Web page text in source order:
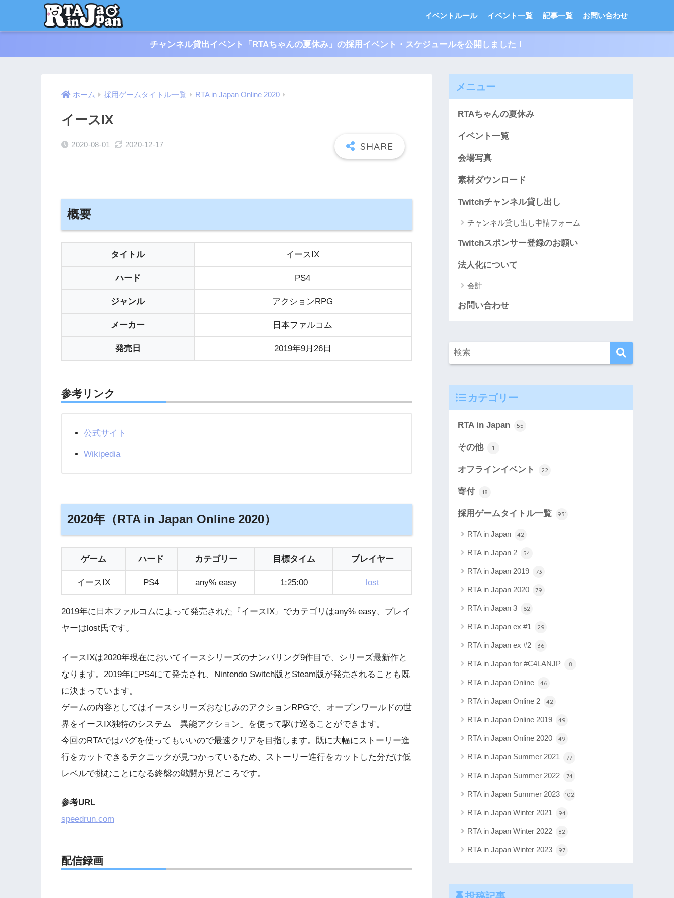
イベントルール イベント一覧 記事一覧 お問い合わせ
チャンネル貸出イベント「RTAちゃんの夏休み」の採用イベント・スケジュールを公開しました！
ホーム 採用ゲームタイトル一覧 RTA in Japan Online 2020
イースIX
2020-08-01 2020-12-17
概要
タイトル イースIX
ハード PS4
ジャンル アクションRPG
メーカー 日本ファルコム
発売日 2019年9月26日
参考リンク
公式サイト
Wikipedia
2020年（RTA in Japan Online 2020）
ゲーム ハード カテゴリー 目標タイム プレイヤー
イースIX PS4 any% easy 1:25:00 lost
2019年に日本ファルコムによって発売された『イースIX』でカテゴリはany% easy、プレイ
ヤーはlost氏です。
イースIXは2020年現在においてイースシリーズのナンバリング9作目で、シリーズ最新作と
なります。2019年にPS4にて発売され、Nintendo Switch版とSteam版が発売されることも既
に決まっています。
ゲームの内容としてはイースシリーズおなじみのアクションRPGで、オープンワールドの世
界をイースIX独特のシステム「異能アクション」を使って駆け巡ることができます。
今回のRTAではバグを使ってもいいので最速クリアを目指します。既に大幅にストーリー進
行をカットできるテクニックが見つかっているため、ストーリー進行をカットした分だけ低
レベルで挑むことになる終盤の戦闘が見どころです。
参考URL
speedrun.com
配信録画
メニュー
RTAちゃんの夏休み
イベント一覧
会場写真
素材ダウンロード
Twitchチャンネル貸し出し
チャンネル貸し出し申請フォーム
Twitchスポンサー登録のお願い
法人化について
会計
お問い合わせ
カテゴリー
RTA in Japan 55
その他 1
オフラインイベント 22
寄付 18
採用ゲームタイトル一覧 931
RTA in Japan 42
RTA in Japan 2 54
RTA in Japan 2019 73
RTA in Japan 2020 79
RTA in Japan 3 62
RTA in Japan ex #1 29
RTA in Japan ex #2 36
RTA in Japan for #C4LANJP 8
RTA in Japan Online 46
RTA in Japan Online 2 42
RTA in Japan Online 2019 49
RTA in Japan Online 2020 49
RTA in Japan Summer 2021 77
RTA in Japan Summer 2022 74
RTA in Japan Summer 2023 102
RTA in Japan Winter 2021 94
RTA in Japan Winter 2022 82
RTA in Japan Winter 2023 97